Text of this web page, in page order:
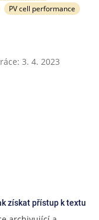
PV cell performance
3. 4. 2023
získat přístup k textu